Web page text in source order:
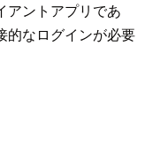
アントアプリであ
的なログインが必要